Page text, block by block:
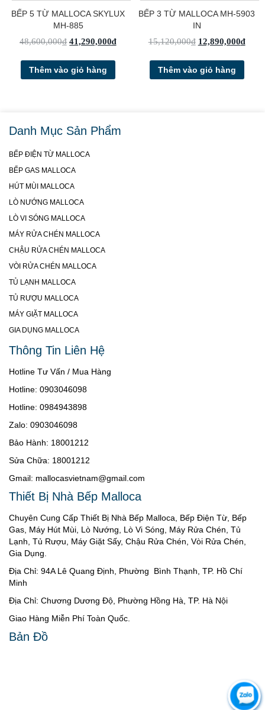
BẾP 5 TỪ MALLOCA SKYLUX
MH-885
48,600,000₫ 41,290,000₫
Thêm vào giỏ hàng
BẾP 3 TỪ MALLOCA MH-5903
IN
15,120,000₫ 12,890,000₫
Thêm vào giỏ hàng
Danh Mục Sản Phẩm
BẾP ĐIỆN TỪ MALLOCA
BẾP GAS MALLOCA
HÚT MÙI MALLOCA
LÒ NƯỚNG MALLOCA
LÒ VI SÓNG MALLOCA
MÁY RỬA CHÉN MALLOCA
CHẬU RỬA CHÉN MALLOCA
VÒI RỬA CHÉN MALLOCA
TỦ LẠNH MALLOCA
TỦ RƯỢU MALLOCA
MÁY GIẶT MALLOCA
GIA DỤNG MALLOCA
Thông Tin Liên Hệ
Hotline Tư Vấn / Mua Hàng
Hotline: 0903046098
Hotline: 0984943898
Zalo: 0903046098
Bảo Hành: 18001212
Sửa Chữa: 18001212
Gmail: mallocasvietnam@gmail.com
Thiết Bị Nhà Bếp Malloca
Chuyên Cung Cấp Thiết Bị Nhà Bếp Malloca, Bếp Điện Từ, Bếp
Gas, Máy Hút Mùi, Lò Nướng, Lò Vi Sóng, Máy Rửa Chén, Tủ
Lạnh, Tủ Rượu, Máy Giặt Sấy, Chậu Rửa Chén, Vòi Rửa Chén,
Gia Dụng.
Địa Chỉ: 94A Lê Quang Định, Phường Bình Thạnh, TP. Hồ Chí
Minh
Địa Chỉ: Chương Dương Độ, Phường Hồng Hà, TP. Hà Nội
Giao Hàng Miễn Phí Toàn Quốc.
Bản Đồ